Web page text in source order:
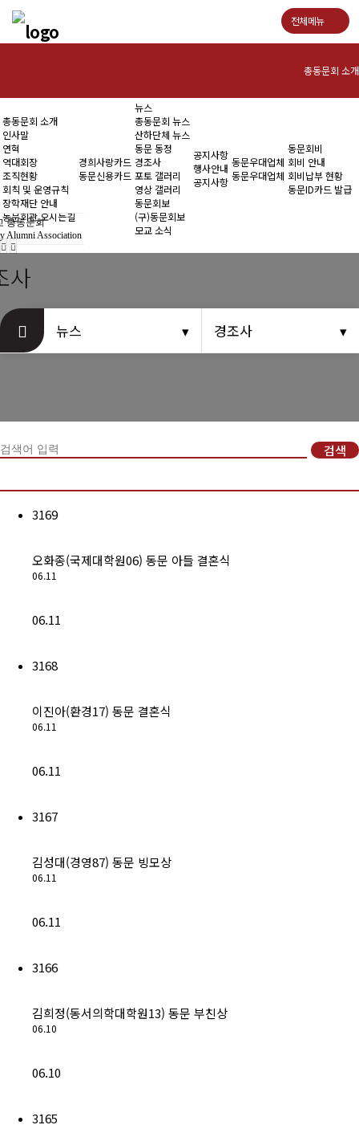
전체메뉴
총동문회 소개
인사말
연혁
역대회장
조직현황
회칙 및 운영규칙
장학재단 안내
동문회관 오시는길
뉴스
총동문회 뉴스
동문 동정
포토 갤러리
영상 갤러리
(구)동문회보
모교 소식
공지사항
동문우대업체
총동문회 소개
인사말
연혁
역대회장
조직현황
회칙 및 운영규칙
장학재단 안내
동문회관 오시는길
경희사랑카드
동문신용카드
뉴스
총동문회 뉴스
산하단체 뉴스
동문 동정
경조사
포토 갤러리
영상 갤러리
동문회보
(구)동문회보
모교 소식
공지사항
행사안내
공지사항
동문우대업체
동문우대업체
동문회비
회비 안내
회비납부 현황
동문ID카드 발급
총동문회
Alumni Association
사
뉴스 경조사
검색
3169
오화종(국제대학원06) 동문 아들 결혼식
06.11
06.11
3168
이진아(환경17) 동문 결혼식
06.11
06.11
3167
김성대(경영87) 동문 빙모상
06.11
06.11
3166
김희정(동서의학대학원13) 동문 부친상
06.10
06.10
3165